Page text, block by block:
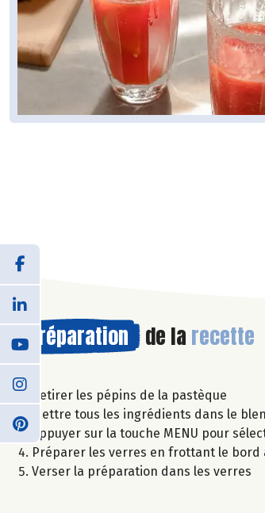
Préparation de la recette
Retirer les pépins de la pastèque
Mettre tous les ingrédients dans le
Appuyer sur la touche MENU pour
Préparer les verres en frottant le
Verser la préparation dans les verres